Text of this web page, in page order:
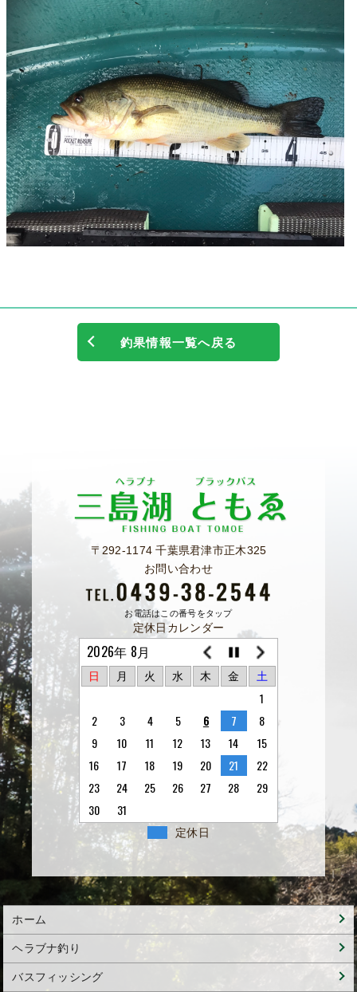
釣果情報一覧へ戻る
〒292-1174 千葉県君津市正木325
お問い合わせ
お電話はこの番号をタップ
定休日カレンダー
2026年 8月
日 月 火 水 木 金 土
1
2
3 4 5 6 7
8
9
10 11 12 13 14
15
16
17 18 19 20 21
22
23
24 25 26 27 28
29
30
31
定休日
ホーム
ヘラブナ釣り
バスフィッシング